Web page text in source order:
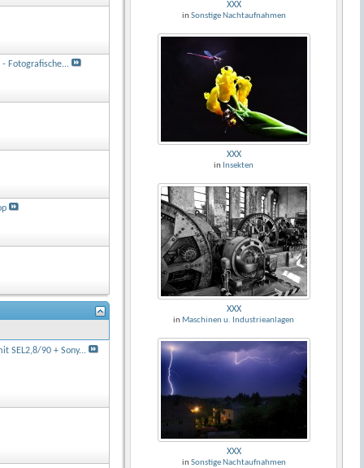
Fotografische...
SEL2,8/90 + Sony...
XXX
in Sonstige Nachtaufnahmen
XXX
in Insekten
XXX
in Maschinen u. Industrieanlagen
XXX
in Sonstige Nachtaufnahmen